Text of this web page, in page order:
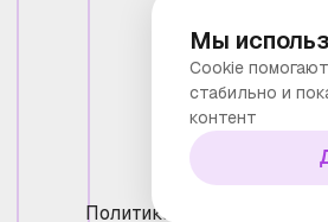
Политика
Мы
Cookie
стабильно и
контент